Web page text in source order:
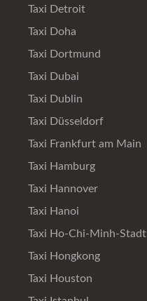
Taxi Detroit
Taxi Doha
Taxi Dortmund
Taxi Dubai
Taxi Dublin
Taxi Düsseldorf
Taxi Frankfurt am Main
Taxi Hamburg
Taxi Hannover
Taxi Hanoi
Taxi Ho-Chi-Minh-Stadt
Taxi Hongkong
Taxi Houston